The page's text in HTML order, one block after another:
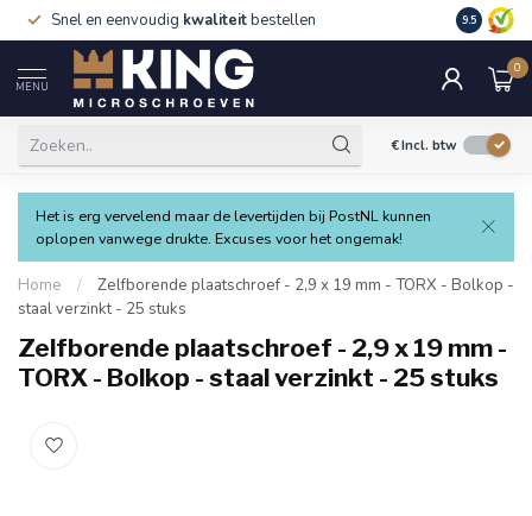
Snel en eenvoudig kwaliteitbestellen 9.5
MENU
0
€Incl. btw
Het is erg vervelend maar de levertijden bij PostNL kunnen
oplopen vanwege drukte. Excuses voor het ongemak!
Home /
Zelfborende plaatschroef - 2,9 x 19 mm - TORX - Bolkop -
staal verzinkt - 25 stuks
Zelfborende plaatschroef - 2,9 x 19 mm -
TORX - Bolkop - staal verzinkt - 25 stuks